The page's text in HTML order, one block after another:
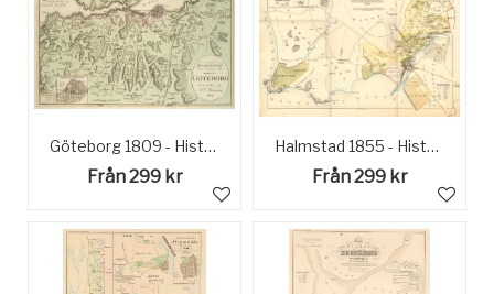
Göteborg 1809 - Historisk karta
Från 299 kr
Halmstad 1855 - Historisk Karta
Från 299 kr